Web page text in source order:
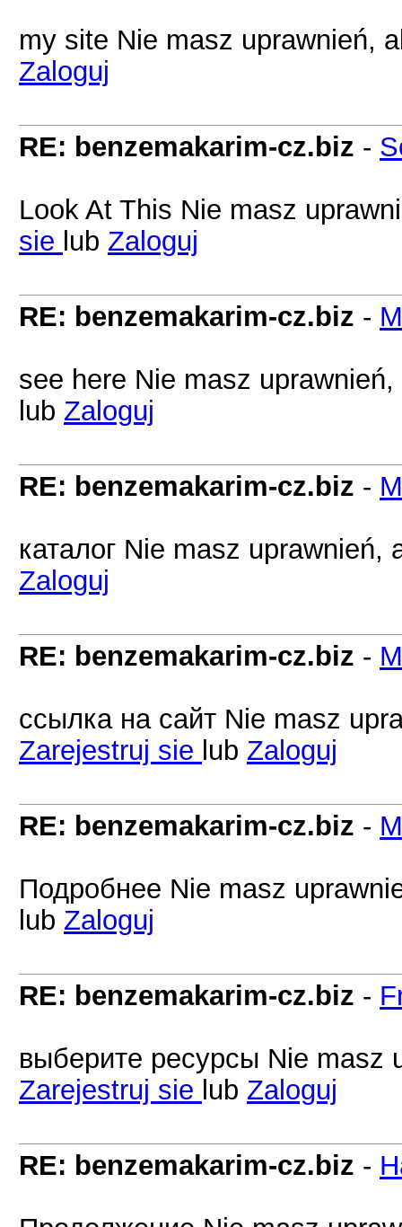
my site Nie masz uprawnień,
Zaloguj
RE: benzemakarim-cz.biz -
Look At This Nie masz
sie lub Zaloguj
RE: benzemakarim-cz.biz -
see here Nie masz
lub Zaloguj
RE: benzemakarim-cz.biz -
каталог Nie masz
Zaloguj
RE: benzemakarim-cz.biz -
ссылка на сайт Nie masz
Zarejestruj sie lub Zaloguj
RE: benzemakarim-cz.biz -
Подробнее Nie masz
lub Zaloguj
RE: benzemakarim-cz.biz -
выберите ресурсы Nie masz
Zarejestruj sie lub Zaloguj
RE: benzemakarim-cz.biz -